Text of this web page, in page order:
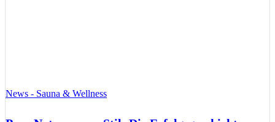
News - Sauna & Wellness